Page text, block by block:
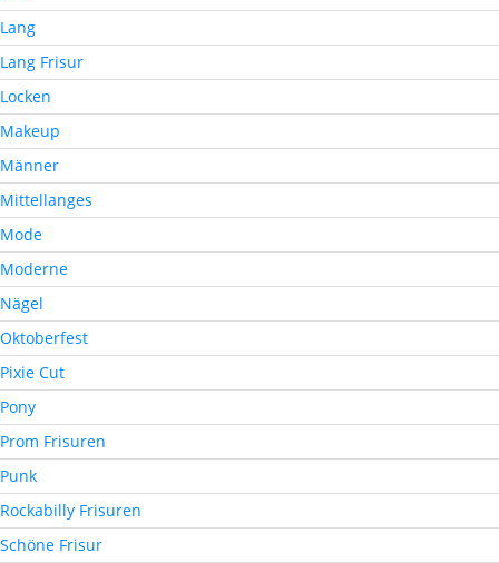
Lang
Lang Frisur
Locken
Makeup
Männer
Mittellanges
Mode
Moderne
Nägel
Oktoberfest
Pixie Cut
Pony
Prom Frisuren
Punk
Rockabilly Frisuren
Schöne Frisur